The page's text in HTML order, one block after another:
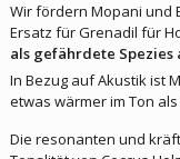
Wir fördern Mopani und
Ersatz für Grenadil für
als gefährdete
In Bezug auf Akustik ist
etwas wärmer im Ton
Die resonanten und